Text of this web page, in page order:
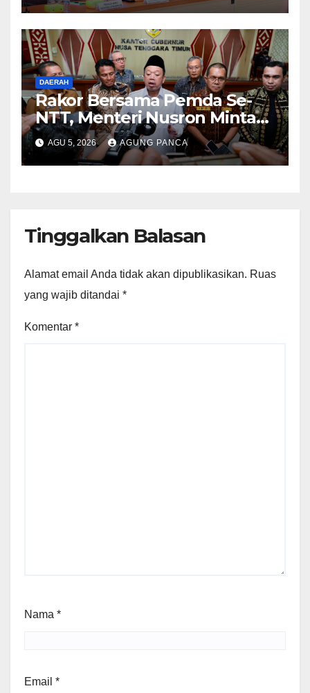
DAERAH
Rakor Bersama Pemda Se-
NTT, Menteri Nusron Minta
Dukungan Kepala Daerah
Wujudkan Transformasi
Layanan Pertanahan
AGU 5, 2026 AGUNG PANCA
Tinggalkan Balasan
Alamat email Anda tidak akan dipublikasikan. Ruas
yang wajib ditandai *
Komentar *
Nama *
Email *